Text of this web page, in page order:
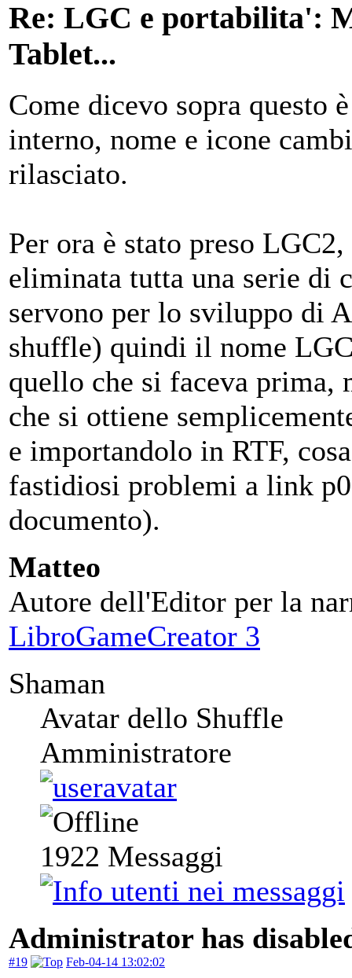
Re: LGC e portabilita':
Tablet...
Come dicevo sopra questo
interno, nome e icone
rilasciato.
Per ora è stato preso
eliminata tutta una serie di
servono per lo sviluppo di
shuffle) quindi il nome
quello che si faceva prima,
che si ottiene
e importandolo in RTF,
fastidiosi problemi a link
documento).
Matteo
Autore dell'Editor per la
LibroGameCreator 3
Shaman
Avatar dello Shuffle
Amministratore
1922 Messaggi
Administrator has
#19 Feb-04-14 13:02:02